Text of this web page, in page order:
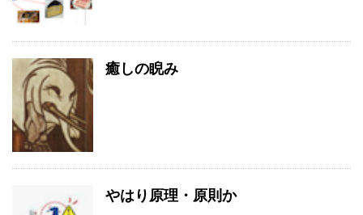
癒しの睨み
やはり原理・原則か